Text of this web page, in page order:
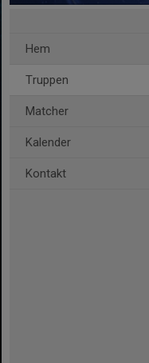
Hem
Truppen
Matcher
Kalender
Kontakt